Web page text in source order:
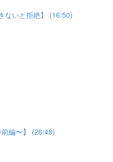
ないと拒絶】 (16:50)
編〜】 (26:48)